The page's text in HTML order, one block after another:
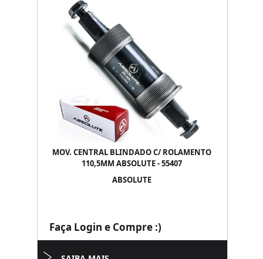
MOV. CENTRAL BLINDADO C/ ROLAMENTO
110,5MM ABSOLUTE - 55407
ABSOLUTE
Faça Login e Compre :)